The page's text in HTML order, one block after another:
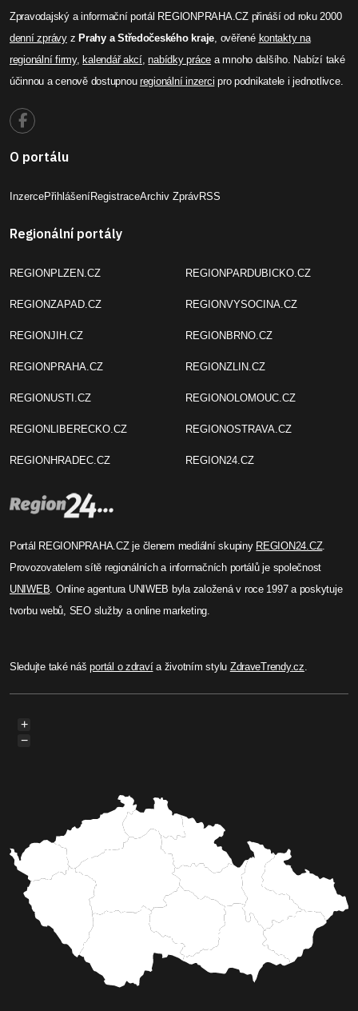
Zpravodajský a informační portál REGIONPRAHA.CZ přináší od roku 2000
denní zprávyzPrahy a Středočeského kraje , ověřené kontakty na
regionální firmy,kalendář akcí,nabídky práce a mnoho dalšího. Nabízí také
účinnou a cenově dostupnou regionální inzerci pro podnikatele i jednotlivce.
O portálu
InzercePřihlášeníRegistraceArchiv ZprávRSS
Regionální portály
REGIONPLZEN.CZ
REGIONZAPAD.CZ
REGIONJIH.CZ
REGIONPRAHA.CZ
REGIONUSTI.CZ
REGIONLIBERECKO.CZ
REGIONHRADEC.CZ
REGIONPARDUBICKO.CZ
REGIONVYSOCINA.CZ
REGIONBRNO.CZ
REGIONZLIN.CZ
REGIONOLOMOUC.CZ
REGIONOSTRAVA.CZ
REGION24.CZ
Portál REGIONPRAHA.CZ je členem mediální skupiny REGION24.CZ.
Provozovatelem sítě regionálních a informačních portálů je společnost
UNIWEB . Online agentura UNIWEB byla založená v roce 1997 a poskytuje
tvorbu webů, SEO služby a online marketing.
Sledujte také nášportál o zdravía životním stylu ZdraveTrendy.cz
+
−